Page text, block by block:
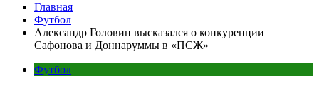
Главная
Футбол
Александр Головин высказался о конкуренции
Сафонова и Доннаруммы в «ПСЖ»
Футбол